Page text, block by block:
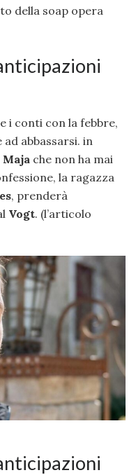
della soap opera
i conti con la febbre,
abbassarsi. in
Maja che non ha mai
la ragazza
, prenderà
Vogt. (l’articolo